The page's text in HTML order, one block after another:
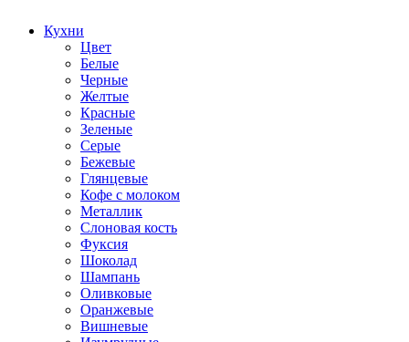
Кухни
Цвет
Белые
Черные
Желтые
Красные
Зеленые
Серые
Бежевые
Глянцевые
Кофе с молоком
Металлик
Слоновая кость
Фуксия
Шоколад
Шампань
Оливковые
Оранжевые
Вишневые